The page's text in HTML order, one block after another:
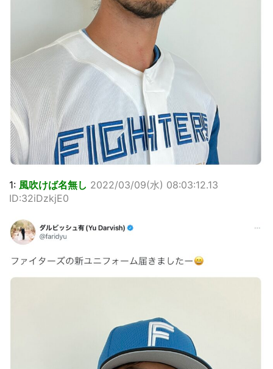
1: 風吹けば名無し 2022/03/09(水) 08:03:12.13
ID:32iDzkjE0